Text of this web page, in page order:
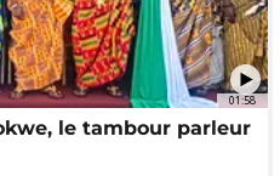
01:58
le tambour parleur